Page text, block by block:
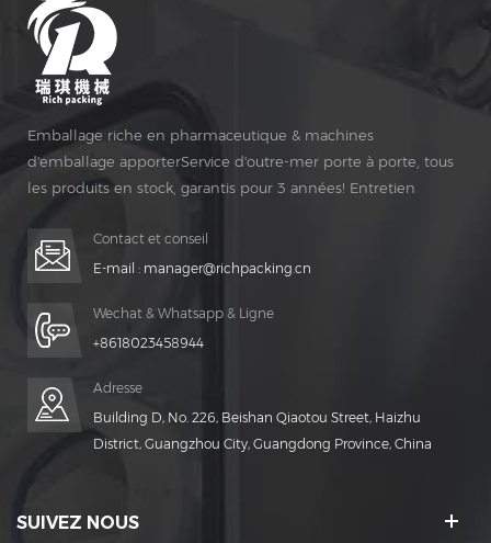
Emballage riche en pharmaceutique & machines
d'emballage apporterService d'outre-mer porte à porte, tous
les produits en stock, garantis pour 3 années! Entretien
Contact et conseil
E-mail : manager@richpacking.cn
Wechat & Whatsapp & Ligne
+8618023458944
Adresse
Building D, No. 226, Beishan Qiaotou Street, Haizhu
District, Guangzhou City, Guangdong Province, China
SUIVEZ NOUS